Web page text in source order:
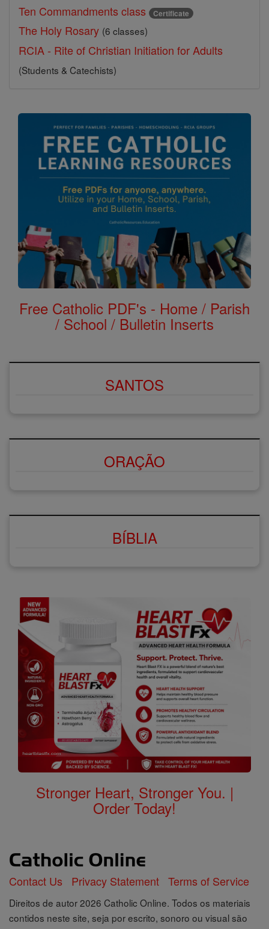
Ten Commandments class Certificate
The Holy Rosary (6 classes)
RCIA - Rite of Christian Initiation for Adults
(Students & Catechists)
Free Catholic PDF's - Home / Parish
/ School / Bulletin Inserts
SANTOS
ORAÇÃO
BÍBLIA
Stronger Heart, Stronger You. |
Order Today!
Contact Us Privacy Statement Terms of Service
Direitos de autor 2026 Catholic Online. Todos os materiais
contidos neste site, seja por escrito, sonoro ou visual são